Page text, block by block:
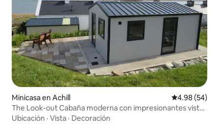
Minicasa en Achill Calificación
4.98 (54)
The Look-out Cabaña moderna con impresionantes vistas
al mar
Ubicación · Vista · Decoración